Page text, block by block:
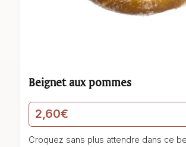
Beignet aux pommes
2,60€
Croquez sans plus attendre dans ce